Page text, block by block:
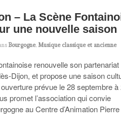
– La Scène
une nouvelle saison
Bourgogne,Musique classique et ancienne
renouvelle son partenariat
Dijon, et propose une saison
prévue le 28 septembre à
promet l’association qui convie
au Centre d’Animation Pierre